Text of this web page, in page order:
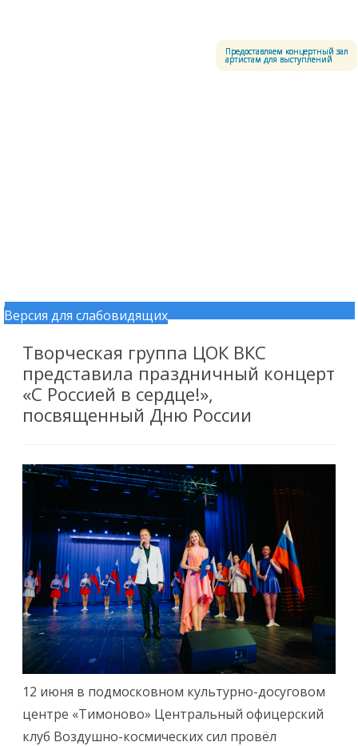
Версия для слабовидящих
Предоставляем концертный зал
артистам для выступлений
Перейти к содержимому
Творческая группа ЦОК ВКС
представила праздничный концерт
«С Россией в сердце!»,
посвященный Дню России
12 июня в подмосковном культурно-досуговом
центре «Тимоново» Центральный офицерский
клуб Воздушно-космических сил провёл